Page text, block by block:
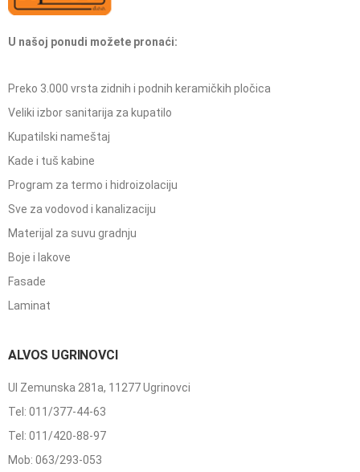
U našoj ponudi možete pronaći:
Preko 3.000 vrsta zidnih i podnih keramičkih pločica
Veliki izbor sanitarija za kupatilo
Kupatilski nameštaj
Kade i tuš kabine
Program za termo i hidroizolaciju
Sve za vodovod i kanalizaciju
Materijal za suvu gradnju
Boje i lakove
Fasade
Laminat
ALVOS UGRINOVCI
Ul Zemunska 281a, 11277 Ugrinovci
Tel: 011/377-44-63
Tel: 011/420-88-97
Mob: 063/293-053